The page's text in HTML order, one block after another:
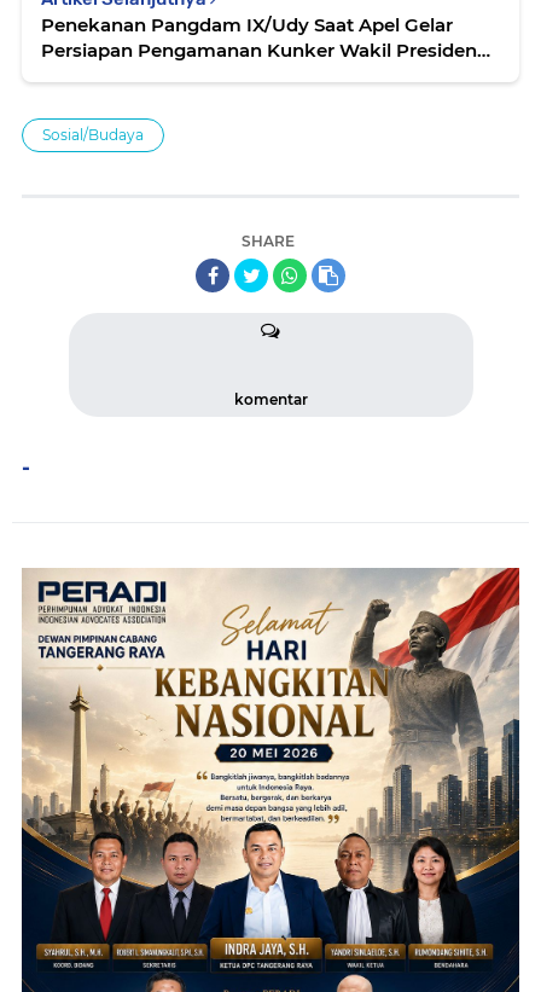
Penekanan Pangdam IX/Udy Saat Apel Gelar
Persiapan Pengamanan Kunker Wakil Presiden
Sosial/Budaya
SHARE
komentar
-